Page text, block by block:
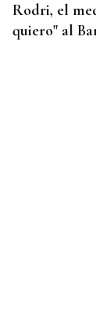
Rodri, el
quiero" al